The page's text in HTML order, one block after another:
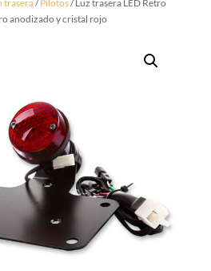
trasera/Pilotos/ Luz trasera LED Retro
anodizado y cristal rojo